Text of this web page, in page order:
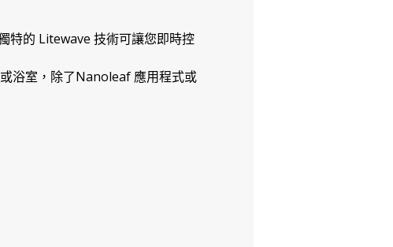
特的 Litewave 技術可讓您即時控
浴室，除了Nanoleaf 應用程式或